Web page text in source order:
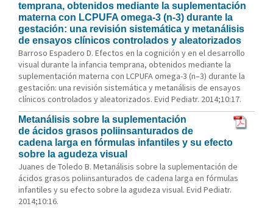
temprana, obtenidos mediante la suplementación
materna con LCPUFA omega-3 (n-3) durante la
gestación: una revisión sistemática y metanálisis
de ensayos clínicos controlados y aleatorizados
Barroso Espadero D. Efectos en la cognición y en el desarrollo
visual durante la infancia temprana, obtenidos mediante la
suplementación materna con LCPUFA omega-3 (n–3) durante la
gestación: una revisión sistemática y metanálisis de ensayos
clínicos controlados y aleatorizados. Evid Pediatr. 2014;10:17.
Metanálisis sobre la suplementación
de ácidos grasos poliinsanturados de
cadena larga en fórmulas infantiles y su efecto
sobre la agudeza visual
Juanes de Toledo B. Metanálisis sobre la suplementación de
ácidos grasos poliinsanturados de cadena larga en fórmulas
infantiles y su efecto sobre la agudeza visual. Evid Pediatr.
2014;10:16.